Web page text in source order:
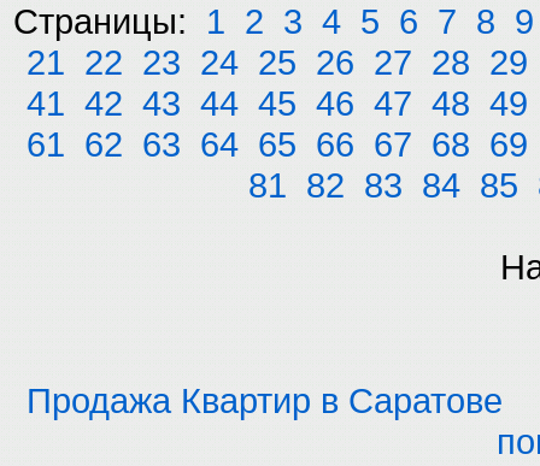
Страницы: 1 2 3 4 5 6 7 8 9
21 22 23 24 25 26 27 28 29
41 42 43 44 45 46 47 48 49
61 62 63 64 65 66 67 68 69
81 82 83 84 85
Продажа Квартир в Саратове